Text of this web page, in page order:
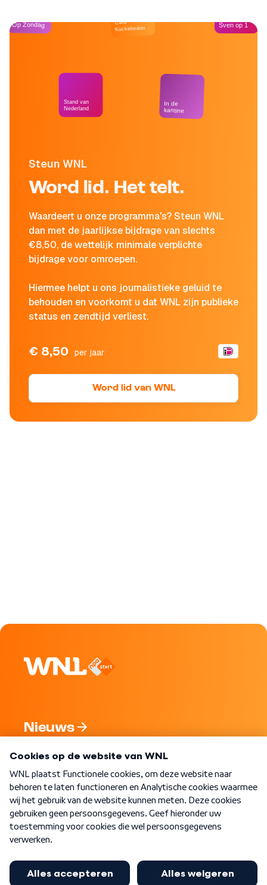
Steun WNL
Word lid. Het telt.
Waardeert u onze programma's? Steun WNL
dan met de jaarlijkse bijdrage van slechts
€8,50, de wettelijk minimale verplichte
bijdrage voor omroepen.
Hiermee helpt u ons journalistieke geluid te
behouden en voorkomt u dat WNL zijn publieke
status en zendtijd verliest.
€ 8,50 per jaar
Word lid van WNL
Op Zondag
Stand van
Nederland
Café
Kockelmann
In de
kantine
Sven op 1
Nieuws
Nieuwsbrief
Word Lid